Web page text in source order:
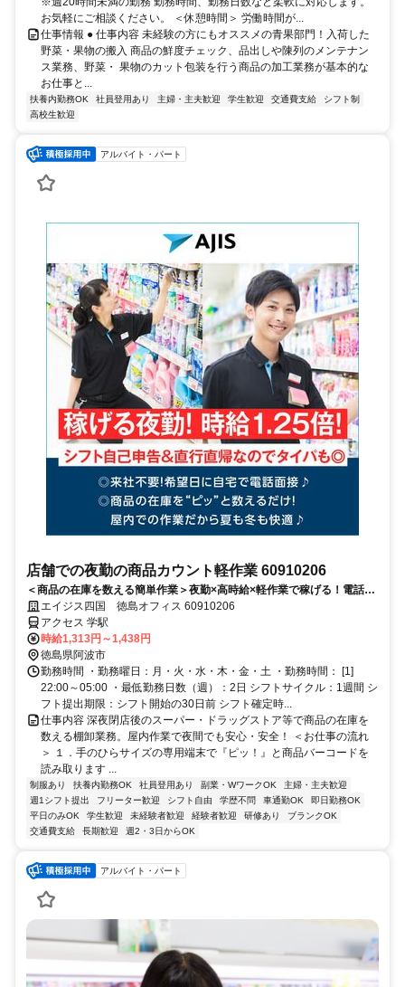
お気軽にご相談ください。 ＜休憩時間＞ 労働時間が...
仕事情報 ● 仕事内容 未経験の方にもオススメの青果部門！入荷した
野菜・果物の搬入 商品の鮮度チェック、品出しや陳列のメンテナン
ス業務、野菜・ 果物のカット包装を行う商品の加工業務が基本的な
お仕事と...
扶養内勤務OK 社員登用あり 主婦・主夫歓迎 学生歓迎 交通費支給
シフト制
高校生歓迎
アルバイト・パート
店舗での夜勤の商品カウント軽作業 60910206
＜商品の在庫を数える簡単作業＞夜勤×高時給×軽作業で稼げる！電話面
接で来社＆履歴書不要！
エイジス四国 徳島オフィス 60910206
アクセス 学駅
時給1,313円～1,438円
徳島県阿波市
勤務時間 ・勤務曜日：月・火・水・木・金・土 ・勤務時間： [1]
22:00～05:00 ・最低勤務日数（週）：2日 シフトサイクル：1週間 シ
フト提出期限：シフト開始の30日前 シフト確定時...
仕事内容 深夜閉店後のスーパー・ドラッグストア等で商品の在庫を
数える棚卸業務。屋内作業で夜間でも安心・安全！ ＜お仕事の流れ
＞ １．手のひらサイズの専用端末で『ピッ！』と商品バーコードを
読み取ります ...
制服あり 扶養内勤務OK 社員登用あり 副業・WワークOK
主婦・主夫歓迎
週1シフト提出
フリーター歓迎 シフト自由 学歴不問 車通勤OK
即日勤務OK
平日のみOK
学生歓迎 未経験者歓迎 経験者歓迎 研修あり
ブランクOK
交通費支給
長期歓迎 週2・3日からOK
アルバイト・パート